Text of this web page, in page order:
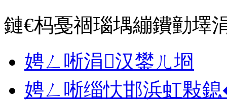
鏈€杩戞祻瑙堣繃鐨勭墿
娉ㄥ唽涓汉鐢ㄦ埛
娉ㄥ唽缁忕邯浜虹敤